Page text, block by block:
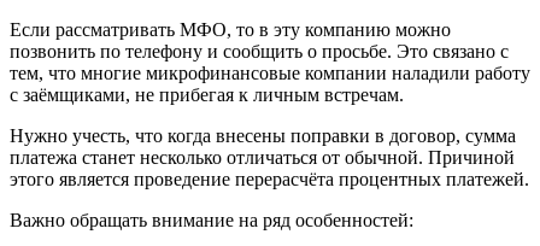
Если рассматривать МФО, то в эту компанию можно
позвонить по телефону и сообщить о просьбе. Это связано с
тем, что многие микрофинансовые компании наладили работу
с заёмщиками, не прибегая к личным встречам.
Нужно учесть, что когда внесены поправки в договор, сумма
платежа станет несколько отличаться от обычной. Причиной
этого является проведение перерасчёта процентных платежей.
Важно обращать внимание на ряд особенностей: